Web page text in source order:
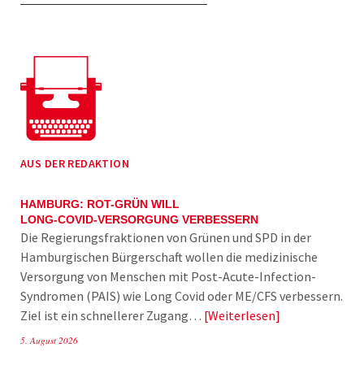
AUS DER REDAKTION
HAMBURG: ROT-GRÜN WILL
LONG-COVID-VERSORGUNG VERBESSERN
Die Regierungsfraktionen von Grünen und SPD in der
Hamburgischen Bürgerschaft wollen die medizinische
Versorgung von Menschen mit Post-Acute-Infection-
Syndromen (PAIS) wie Long Covid oder ME/CFS verbessern.
Ziel ist ein schnellerer Zugang… Weiterlesen
5. August 2026